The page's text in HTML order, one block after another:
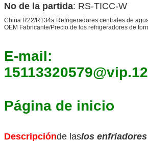
No de la partida: RS-TICC-W
China R22/R134a Refrigeradores centrales de
OEM Fabricante/Precio de los refrigeradores de
E-mail:
Página de inicio
Descripciónde laslos